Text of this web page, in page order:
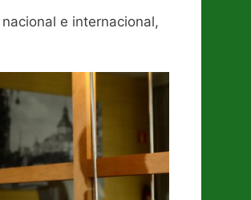
e internacional,